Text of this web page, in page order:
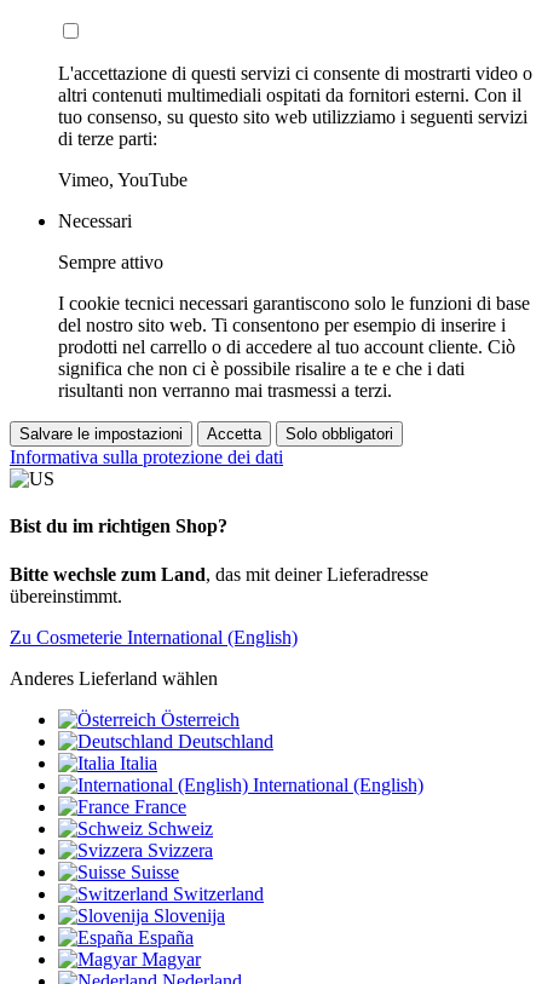
L'accettazione di questi servizi ci consente di mostrarti video o
altri contenuti multimediali ospitati da fornitori esterni. Con il
tuo consenso, su questo sito web utilizziamo i seguenti servizi
di terze parti:
Vimeo, YouTube
Necessari
Sempre attivo
I cookie tecnici necessari garantiscono solo le funzioni di base
del nostro sito web. Ti consentono per esempio di inserire i
prodotti nel carrello o di accedere al tuo account cliente. Ciò
significa che non ci è possibile risalire a te e che i dati
risultanti non verranno mai trasmessi a terzi.
Salvare le impostazioni Accetta Solo obbligatori
Informativa sulla protezione dei dati
Bist du im richtigen Shop?
Bitte wechsle zum Land, das mit deiner Lieferadresse
übereinstimmt.
Zu Cosmeterie International (English)
Anderes Lieferland wählen
Österreich
Deutschland
Italia
International (English)
France
Schweiz
Svizzera
Suisse
Switzerland
Slovenija
España
Magyar